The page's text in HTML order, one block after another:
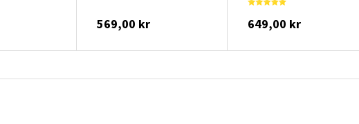
569,00 kr 649,00 kr